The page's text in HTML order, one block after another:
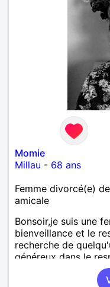
Momie
Millau - 68 ans
Femme divorcé(e)
amicale
Bonsoir,je suis une
bienveillance et le
recherche de
généreux dans le
personnes cultivés
condescendants ni